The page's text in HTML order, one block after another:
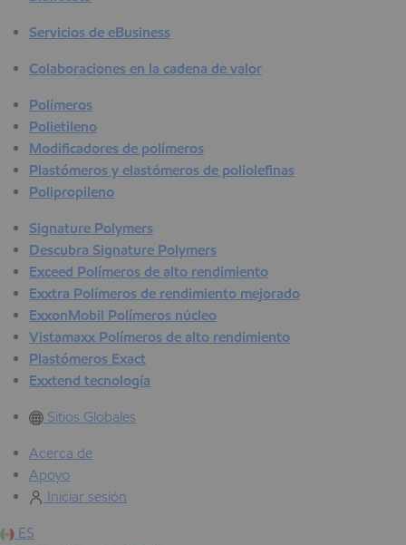
Servicios de eBusiness
Colaboraciones en la cadena de valor
Polímeros
Polietileno
Modificadores de polímeros
Plastómeros y elastómeros de poliolefinas
Polipropileno
Signature Polymers
Descubra Signature Polymers
Exceed Polímeros de alto rendimiento
Exxtra Polímeros de rendimiento mejorado
ExxonMobil Polímeros núcleo
Vistamaxx Polímeros de alto rendimiento
Plastómeros Exact
Exxtend tecnología
Sitios Globales
Acerca de
Apoyo
Iniciar sesión
ES